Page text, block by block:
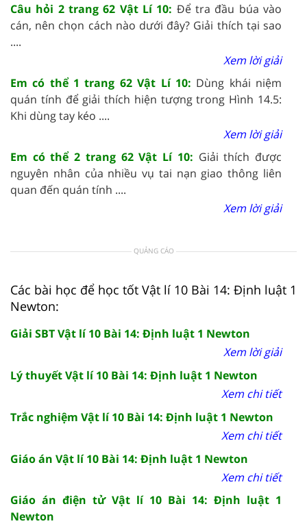
Câu hỏi 2 trang 62 Vật Lí 10: Để tra đầu búa vào
cán, nên chọn cách nào dưới đây? Giải thích tại sao
....
Xem lời giải
Em có thể 1 trang 62 Vật Lí 10: Dùng khái niệm
quán tính để giải thích hiện tượng trong Hình 14.5:
Khi dùng tay kéo ....
Xem lời giải
Em có thể 2 trang 62 Vật Lí 10: Giải thích được
nguyên nhân của nhiều vụ tai nạn giao thông liên
quan đến quán tính ....
Xem lời giải
QUẢNG CÁO
Các bài học để học tốt Vật lí 10 Bài 14: Định luật 1
Newton:
Giải SBT Vật lí 10 Bài 14: Định luật 1 Newton
Xem lời giải
Lý thuyết Vật lí 10 Bài 14: Định luật 1 Newton
Xem chi tiết
Trắc nghiệm Vật lí 10 Bài 14: Định luật 1 Newton
Xem chi tiết
Giáo án Vật lí 10 Bài 14: Định luật 1 Newton
Xem chi tiết
Giáo án điện tử Vật lí 10 Bài 14: Định luật 1
Newton